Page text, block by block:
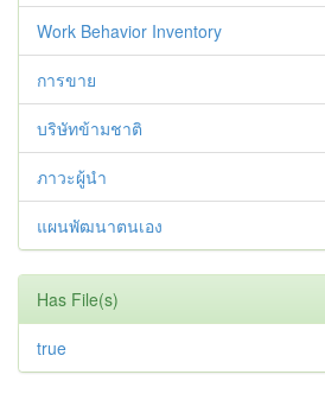
Work Behavior Inventory
การขาย
บริษัทข้ามชาติ
ภาวะผู้นำ
แผนพัฒนาตนเอง
Has File(s)
true